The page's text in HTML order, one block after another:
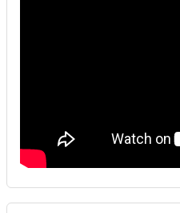
■目指すは三国統一
・自国のユーザー同士で協力し